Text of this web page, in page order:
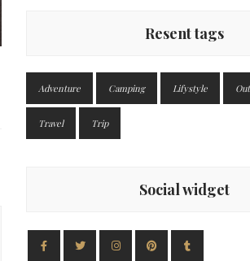
Resent tags
Adventure Camping Lifystyle
Travel Trip
Social widget